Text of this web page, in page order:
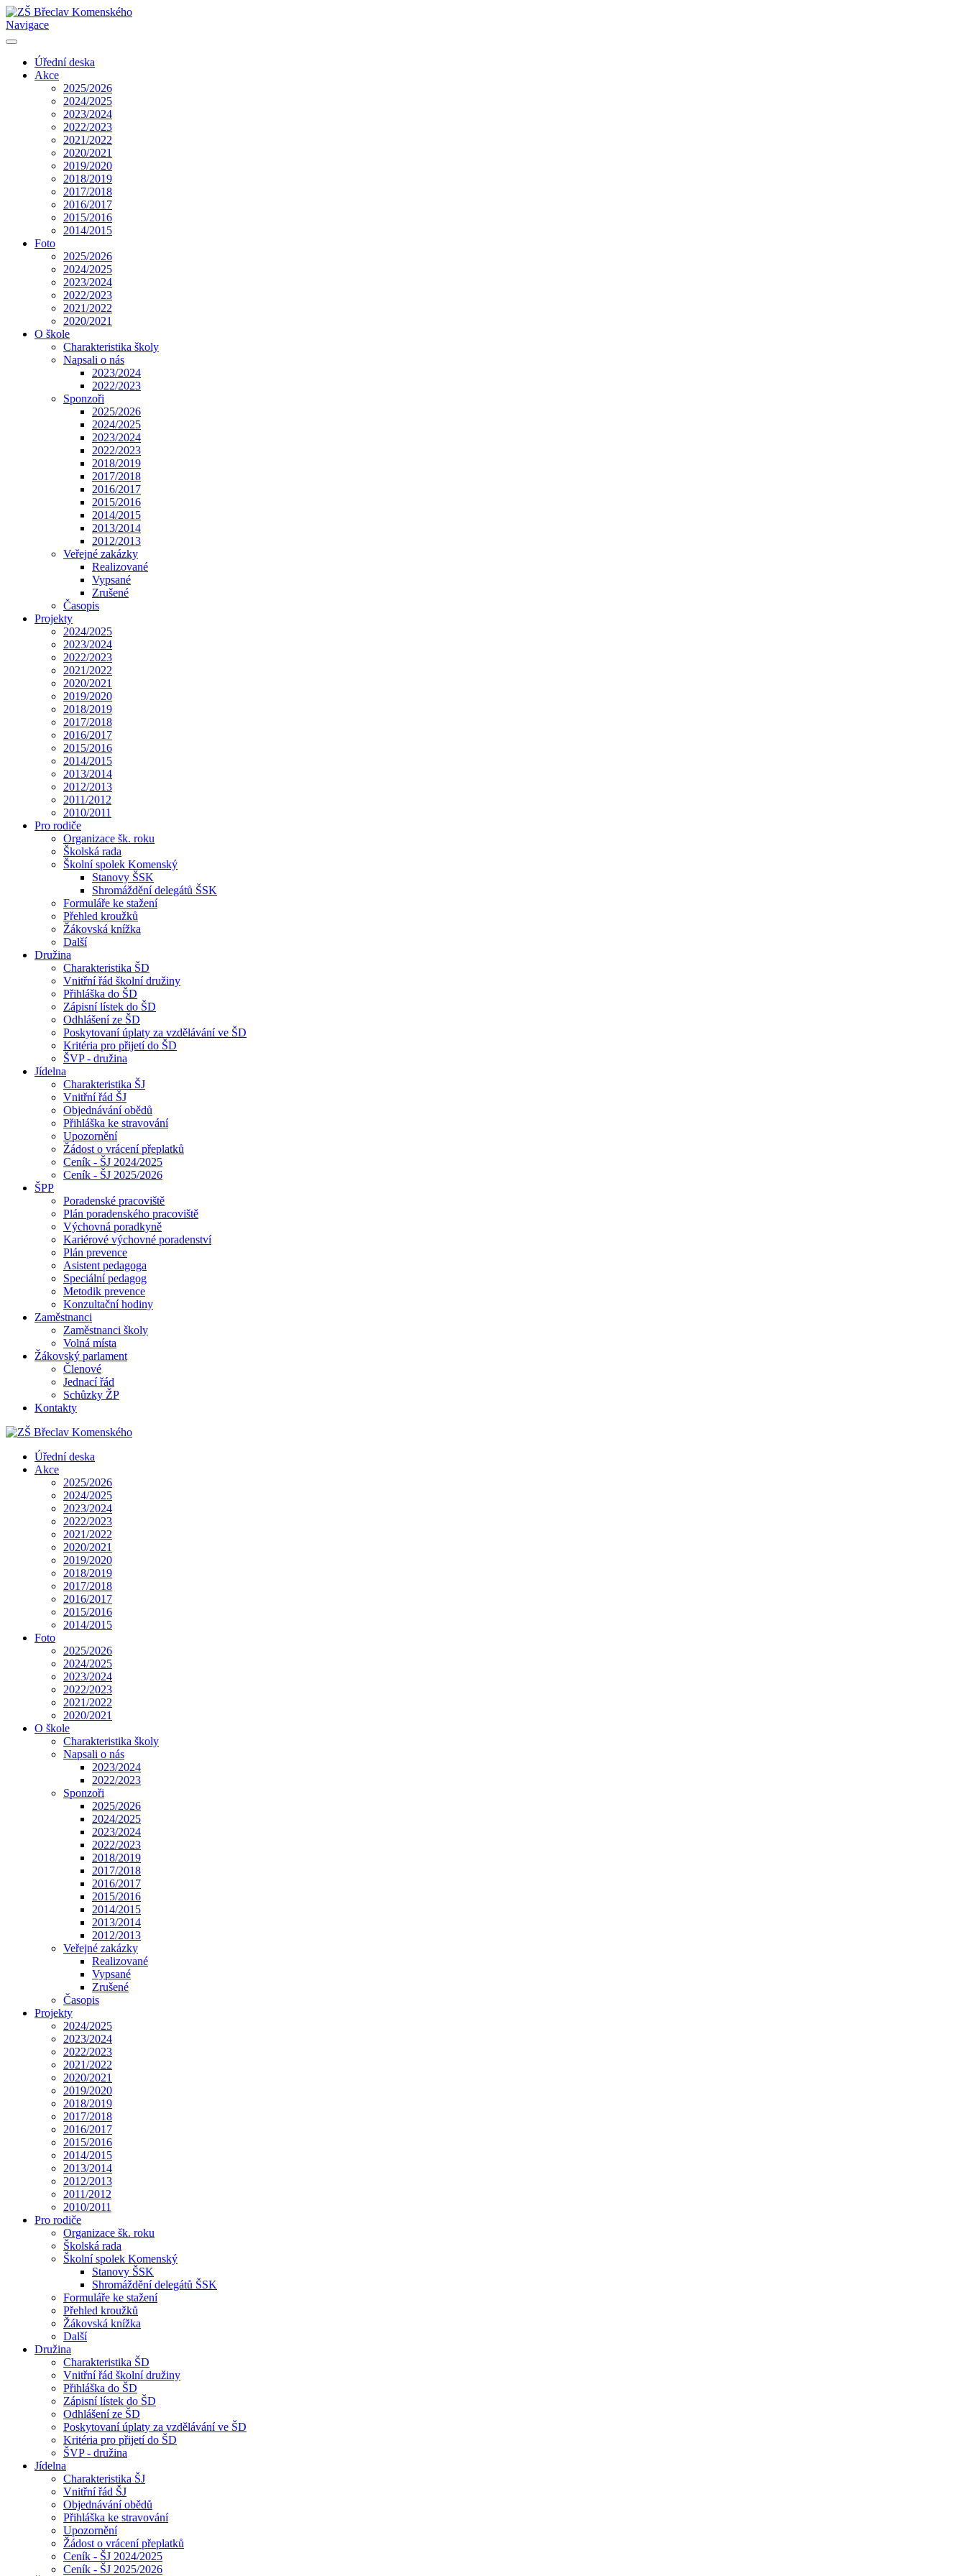
Navigace
Úřední deska
Akce
2025/2026
2024/2025
2023/2024
2022/2023
2021/2022
2020/2021
2019/2020
2018/2019
2017/2018
2016/2017
2015/2016
2014/2015
Foto
2025/2026
2024/2025
2023/2024
2022/2023
2021/2022
2020/2021
O škole
Charakteristika školy
Napsali o nás
2023/2024
2022/2023
Sponzoři
2025/2026
2024/2025
2023/2024
2022/2023
2018/2019
2017/2018
2016/2017
2015/2016
2014/2015
2013/2014
2012/2013
Veřejné zakázky
Realizované
Vypsané
Zrušené
Časopis
Projekty
2024/2025
2023/2024
2022/2023
2021/2022
2020/2021
2019/2020
2018/2019
2017/2018
2016/2017
2015/2016
2014/2015
2013/2014
2012/2013
2011/2012
2010/2011
Pro rodiče
Organizace šk. roku
Školská rada
Školní spolek Komenský
Stanovy ŠSK
Shromáždění delegátů ŠSK
Formuláře ke stažení
Přehled kroužků
Žákovská knížka
Další
Družina
Charakteristika ŠD
Vnitřní řád školní družiny
Přihláška do ŠD
Zápisní lístek do ŠD
Odhlášení ze ŠD
Poskytovaní úplaty za vzdělávání ve ŠD
Kritéria pro přijetí do ŠD
ŠVP - družina
Jídelna
Charakteristika ŠJ
Vnitřní řád ŠJ
Objednávání obědů
Přihláška ke stravování
Upozornění
Žádost o vrácení přeplatků
Ceník - ŠJ 2024/2025
Ceník - ŠJ 2025/2026
ŠPP
Poradenské pracoviště
Plán poradenského pracoviště
Výchovná poradkyně
Kariérové výchovné poradenství
Plán prevence
Asistent pedagoga
Speciální pedagog
Metodik prevence
Konzultační hodiny
Zaměstnanci
Zaměstnanci školy
Volná místa
Žákovský parlament
Členové
Jednací řád
Schůzky ŽP
Kontakty
Úřední deska
Akce
2025/2026
2024/2025
2023/2024
2022/2023
2021/2022
2020/2021
2019/2020
2018/2019
2017/2018
2016/2017
2015/2016
2014/2015
Foto
2025/2026
2024/2025
2023/2024
2022/2023
2021/2022
2020/2021
O škole
Charakteristika školy
Napsali o nás
2023/2024
2022/2023
Sponzoři
2025/2026
2024/2025
2023/2024
2022/2023
2018/2019
2017/2018
2016/2017
2015/2016
2014/2015
2013/2014
2012/2013
Veřejné zakázky
Realizované
Vypsané
Zrušené
Časopis
Projekty
2024/2025
2023/2024
2022/2023
2021/2022
2020/2021
2019/2020
2018/2019
2017/2018
2016/2017
2015/2016
2014/2015
2013/2014
2012/2013
2011/2012
2010/2011
Pro rodiče
Organizace šk. roku
Školská rada
Školní spolek Komenský
Stanovy ŠSK
Shromáždění delegátů ŠSK
Formuláře ke stažení
Přehled kroužků
Žákovská knížka
Další
Družina
Charakteristika ŠD
Vnitřní řád školní družiny
Přihláška do ŠD
Zápisní lístek do ŠD
Odhlášení ze ŠD
Poskytovaní úplaty za vzdělávání ve ŠD
Kritéria pro přijetí do ŠD
ŠVP - družina
Jídelna
Charakteristika ŠJ
Vnitřní řád ŠJ
Objednávání obědů
Přihláška ke stravování
Upozornění
Žádost o vrácení přeplatků
Ceník - ŠJ 2024/2025
Ceník - ŠJ 2025/2026